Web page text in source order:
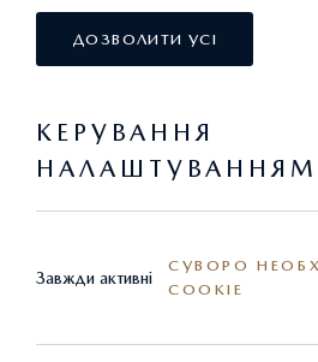
Торгово-сервісний комплекс,
кв, розташований в центральній
складається із салону (show-
станції технічного
складських приміщень, офісних
повний спектр послуг iз продажу
ДОЗВОЛИТИ УСІ
КЕРУВАННЯ
Завжди активні
СУВОРО
COOKIE